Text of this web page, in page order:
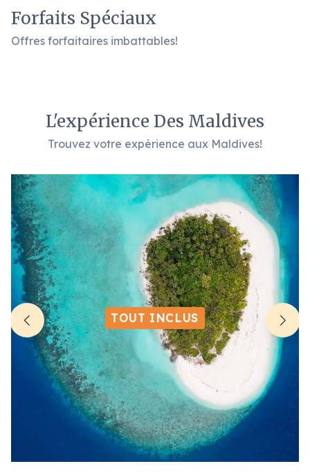
Forfaits Spéciaux
Offres forfaitaires imbattables!
L'expérience Des Maldives
Trouvez votre expérience aux Maldives!
TOUT INCLUS